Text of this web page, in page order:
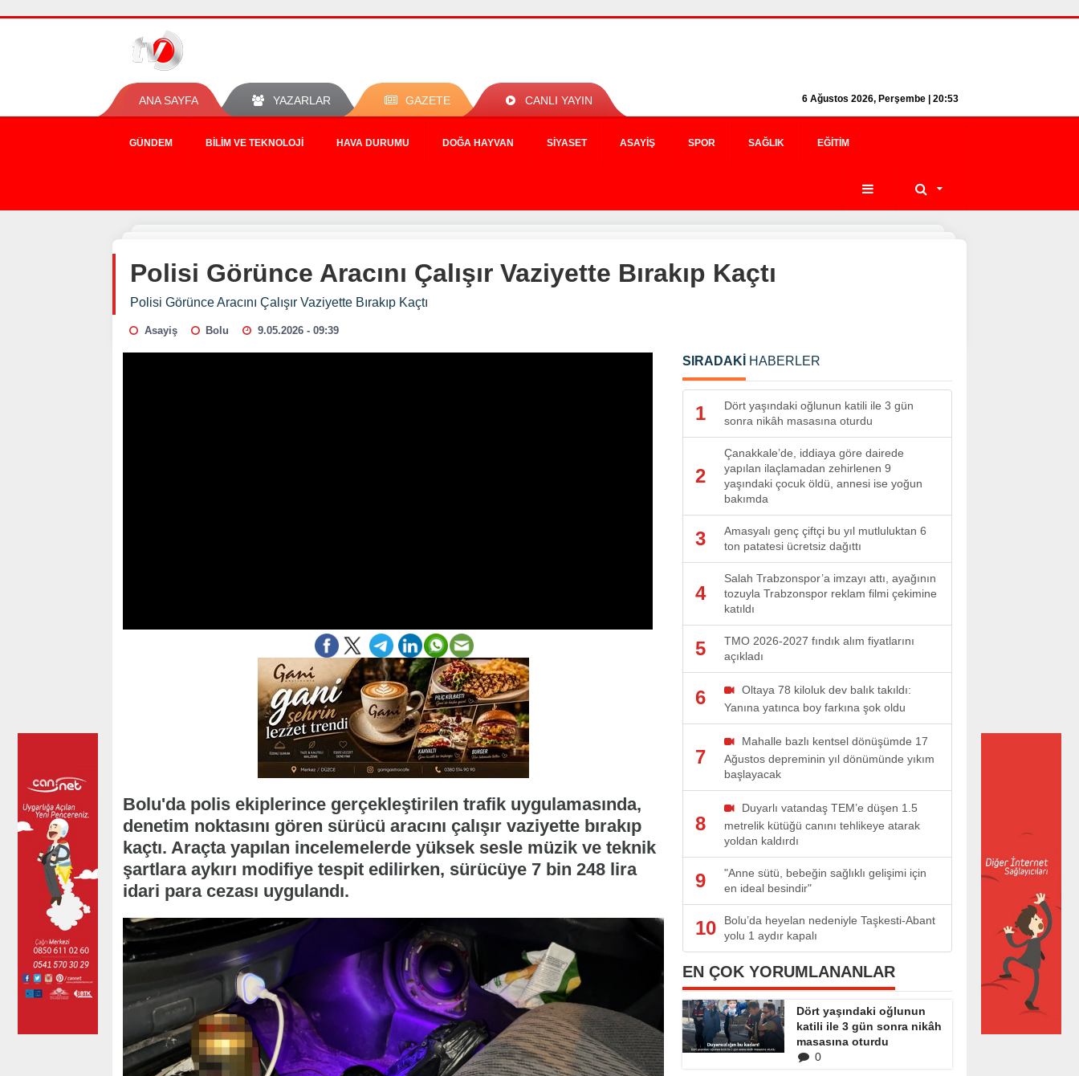
ANA SAYFA YAZARLAR GAZETE CANLI YAYIN 6 Ağustos 2026, Perşembe | 20:53
GÜNDEM BILIM VE TEKNOLOJI HAVA DURUMU DOĞA HAYVAN SIYASET ASAYIŞ SPOR SAĞLIK EĞITIM
Polisi Görünce Aracını Çalışır Vaziyette Bırakıp Kaçtı
Polisi Görünce Aracını Çalışır Vaziyette Bırakıp Kaçtı
Asayiş Bolu 9.05.2026 - 09:39
Bolu'da polis ekiplerince gerçekleştirilen trafik uygulamasında,
denetim noktasını gören sürücü aracını çalışır vaziyette bırakıp
kaçtı. Araçta yapılan incelemelerde yüksek sesle müzik ve teknik
şartlara aykırı modifiye tespit edilirken, sürücüye 7 bin 248 lira
idari para cezası uygulandı.
SIRADAKİ HABERLER
1
Dört yaşındaki oğlunun katili ile 3 gün
sonra nikâh masasına oturdu
2
Çanakkale’de, iddiaya göre dairede
yapılan ilaçlamadan zehirlenen 9
yaşındaki çocuk öldü, annesi ise yoğun
bakımda
3
Amasyalı genç çiftçi bu yıl mutluluktan 6
ton patatesi ücretsiz dağıttı
4
Salah Trabzonspor’a imzayı attı, ayağının
tozuyla Trabzonspor reklam filmi çekimine
katıldı
5
TMO 2026-2027 fındık alım fiyatlarını
açıkladı
6
Oltaya 78 kiloluk dev balık takıldı:
Yanına yatınca boy farkına şok oldu
7
Mahalle bazlı kentsel dönüşümde 17
Ağustos depreminin yıl dönümünde yıkım
başlayacak
8
Duyarlı vatandaş TEM’e düşen 1.5
metrelik kütüğü canını tehlikeye atarak
yoldan kaldırdı
9
"Anne sütü, bebeğin sağlıklı gelişimi için
en ideal besindir"
10
Bolu’da heyelan nedeniyle Taşkesti-Abant
yolu 1 aydır kapalı
EN ÇOK YORUMLANANLAR
Dört yaşındaki oğlunun
katili ile 3 gün sonra nikâh
masasına oturdu
0